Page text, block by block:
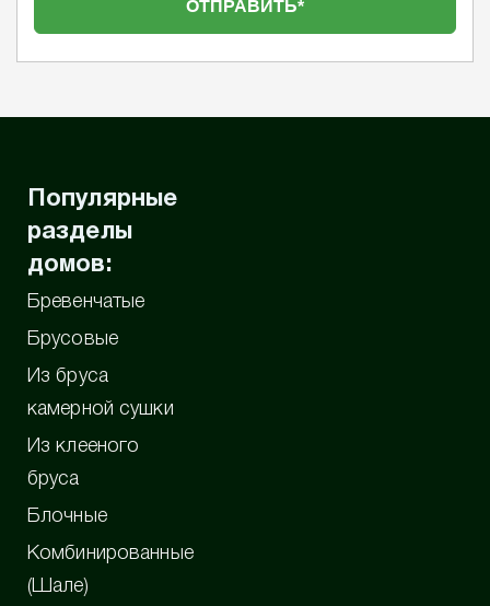
Популярные
разделы
домов:
Бревенчатые
Брусовые
Из бруса
камерной сушки
Из клееного
бруса
Блочные
Комбинированные
(Шале)